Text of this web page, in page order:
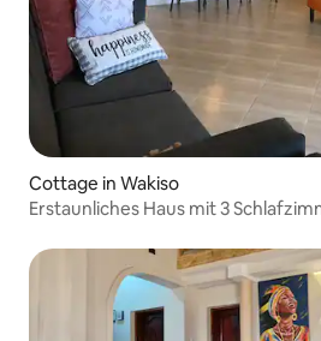
Cottage in Wakiso
Erstaunliches Haus mit 3